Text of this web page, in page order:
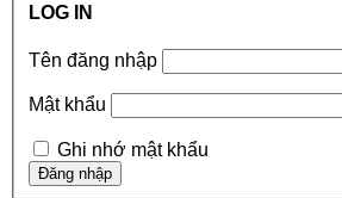
LOG IN
Tên đăng nhập
Mật khẩu
Ghi nhớ mật khẩu